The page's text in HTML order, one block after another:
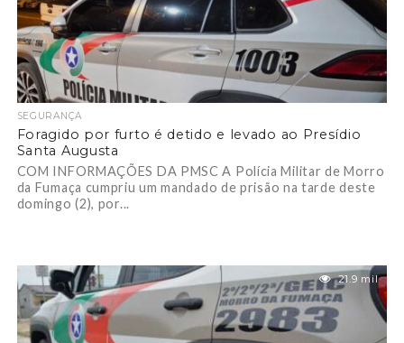
SEGURANÇA
Foragido por furto é detido e levado ao Presídio
Santa Augusta
COM INFORMAÇÕES DA PMSC A Polícia Militar de Morro
da Fumaça cumpriu um mandado de prisão na tarde deste
domingo (2), por...
21.9 mil